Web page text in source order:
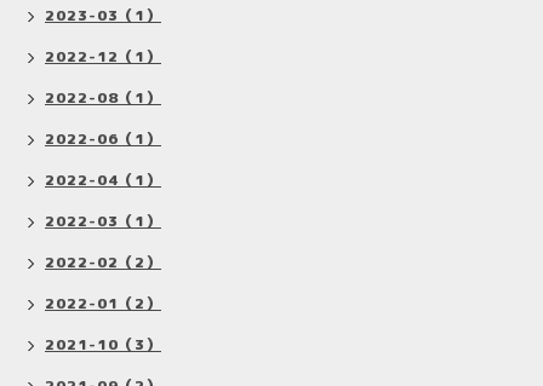
2023-03（1）
2022-12（1）
2022-08（1）
2022-06（1）
2022-04（1）
2022-03（1）
2022-02（2）
2022-01（2）
2021-10（3）